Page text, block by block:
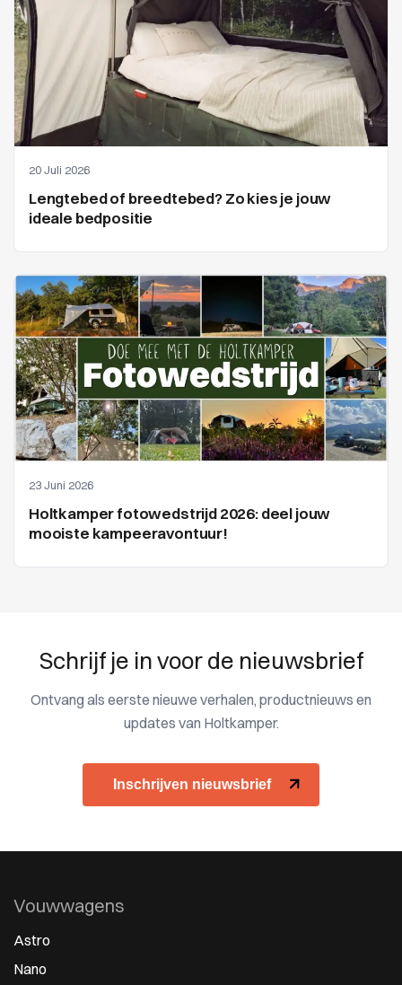
20 Juli 2026
Lengtebed of breedtebed? Zo kies je jouw
ideale bedpositie
23 Juni 2026
Holtkamper fotowedstrijd 2026: deel jouw
mooiste kampeeravontuur!
Schrijf je in voor de nieuwsbrief
Ontvang als eerste nieuwe verhalen, productnieuws en
updates van Holtkamper.
Inschrijven nieuwsbrief
Vouwwagens
Astro
Nano